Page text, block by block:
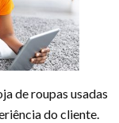
de roupas usadas
do cliente.